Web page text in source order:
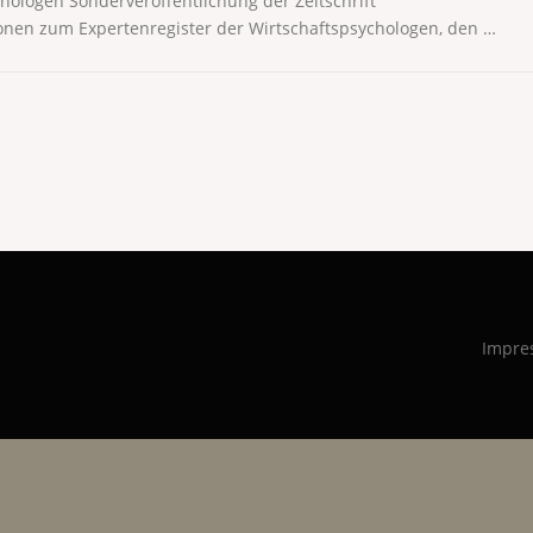
zum Expertenregister der Wirtschaftspsychologen, den …